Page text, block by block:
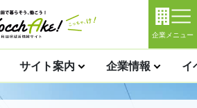
企業メニュー
サイト案内 企業情報 イ